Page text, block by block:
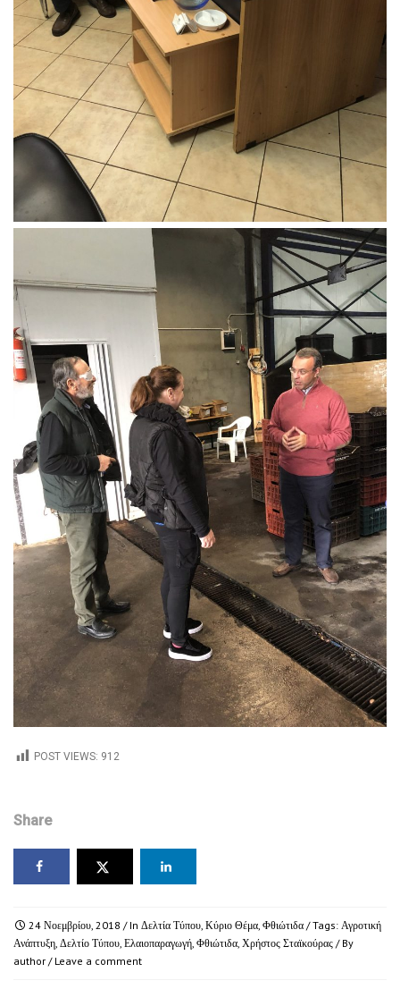
POST VIEWS: 912
Share
24 Νοεμβρίου, 2018 / In Δελτία Τύπου Κύριο Θέμα Φθιώτιδα / Tags: Αγροτική
Ανάπτυξη Δελτίο Τύπου Ελαιοπαραγωγή Φθιώτιδα Χρήστος Σταϊκούρας / By
author / Leave a comment